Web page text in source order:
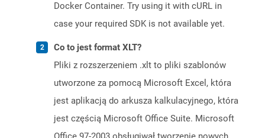
Docker Container. Try using it with cURL in
case your required SDK is not available yet.
Co to jest format XLT?
Pliki z rozszerzeniem .xlt to pliki szablonów
utworzone za pomocą Microsoft Excel, która
jest aplikacją do arkusza kalkulacyjnego, która
jest częścią Microsoft Office Suite. Microsoft